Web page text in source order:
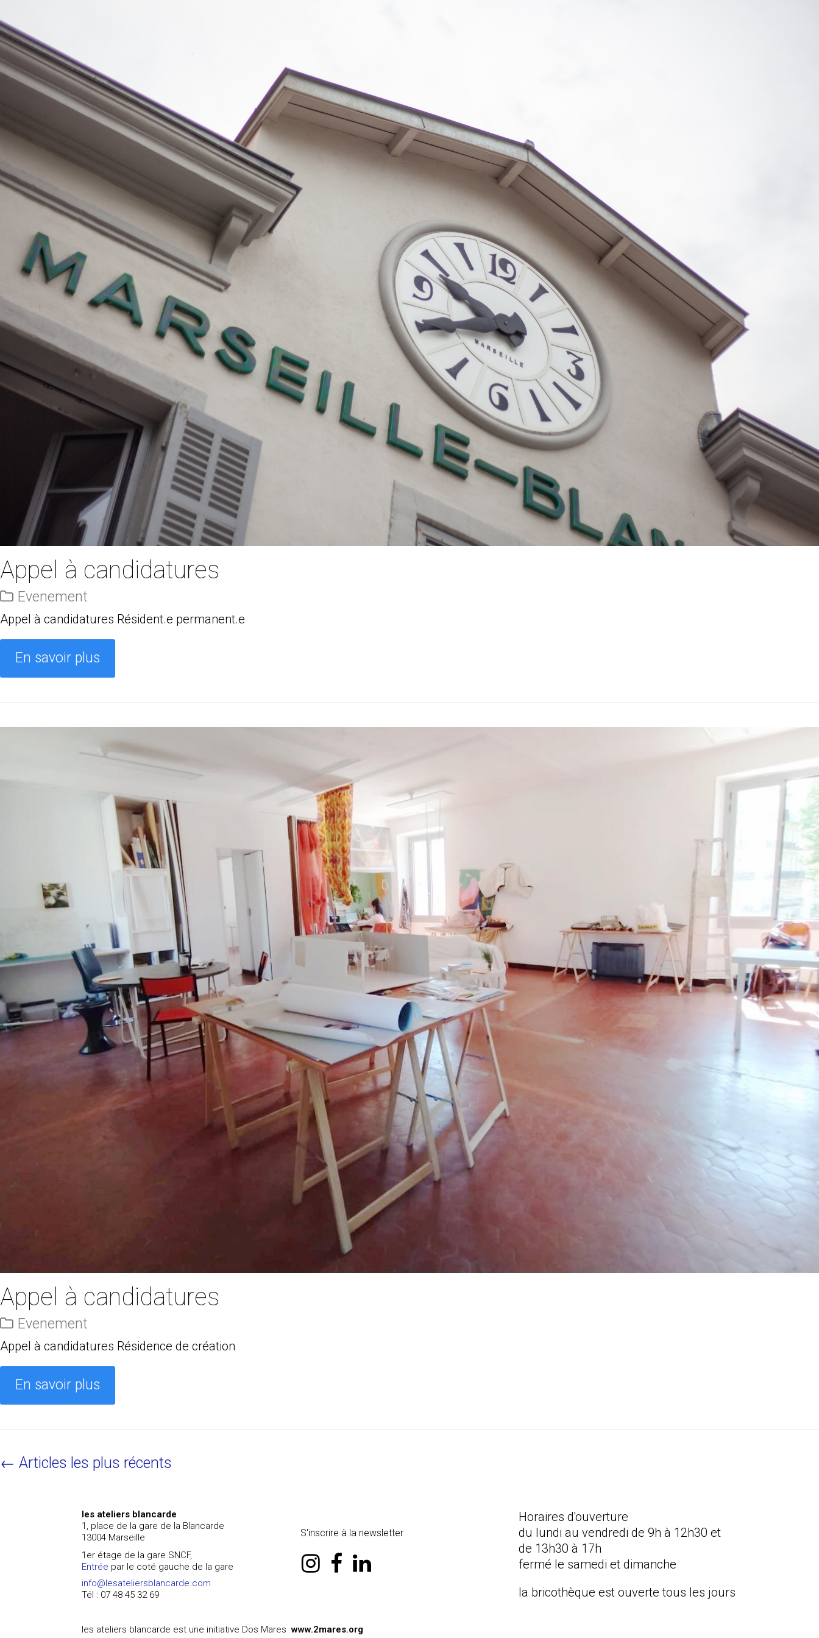
Appel à candidatures
Evenement
Appel à candidatures Résident.e permanent.e
En savoir plus
Appel à candidatures
Evenement
Appel à candidatures Résidence de création
En savoir plus
← Articles les plus récents
les ateliers blancarde
1, place de la gare de la Blancarde
13004 Marseille
1er étage de la gare SNCF,
Entrée par le coté gauche de la gare
info@lesateliersblancarde.com
Tél : 07 48 45 32 69
S'inscrire à la newsletter
instagram
facebook
linkedin
Horaires d'ouverture
du lundi au vendredi de 9h à 12h30 et
de 13h30 à 17h
fermé le samedi et dimanche
la bricothèque est ouverte tous les jours
les ateliers blancarde est une initiative Dos Mares www.2mares.org